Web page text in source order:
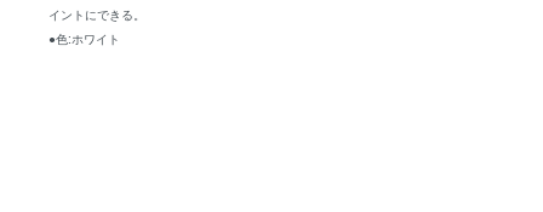
イントにできる。
●色:ホワイト